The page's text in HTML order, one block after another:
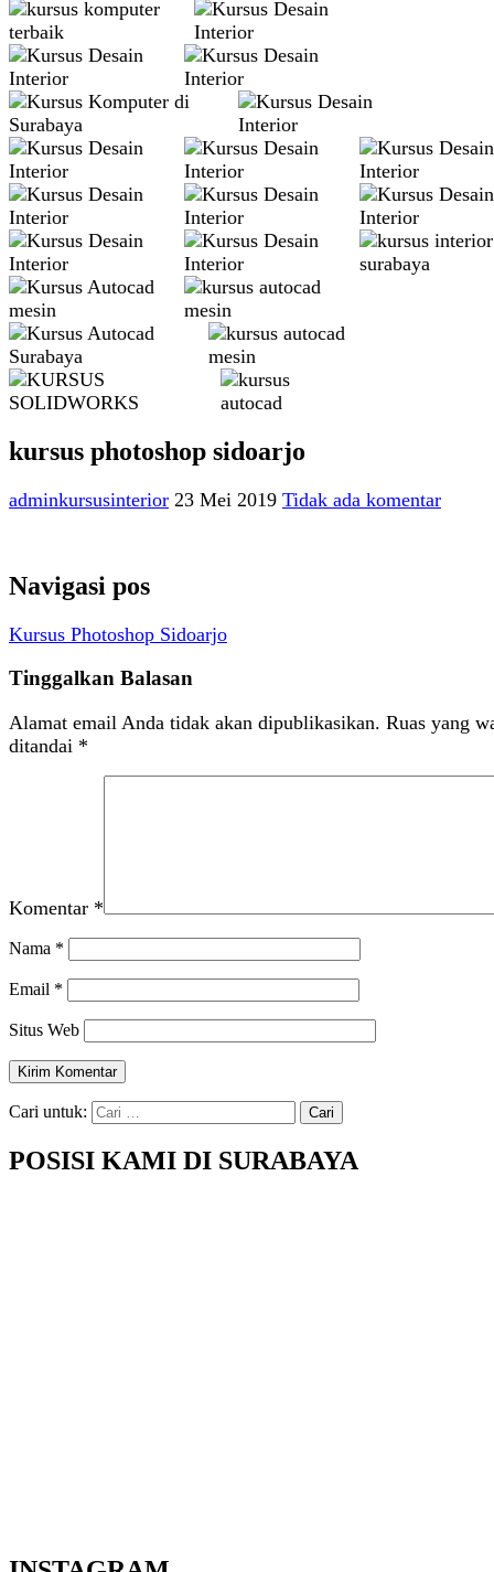
kursus photoshop sidoarjo
adminkursusinterior 23 Mei 2019 Tidak ada komentar
Navigasi pos
Kursus Photoshop Sidoarjo
Tinggalkan Balasan
Alamat email Anda tidak akan dipublikasikan. Ruas yang
ditandai *
Komentar *
Nama *
Email *
Situs Web
Cari untuk:
POSISI KAMI DI SURABAYA